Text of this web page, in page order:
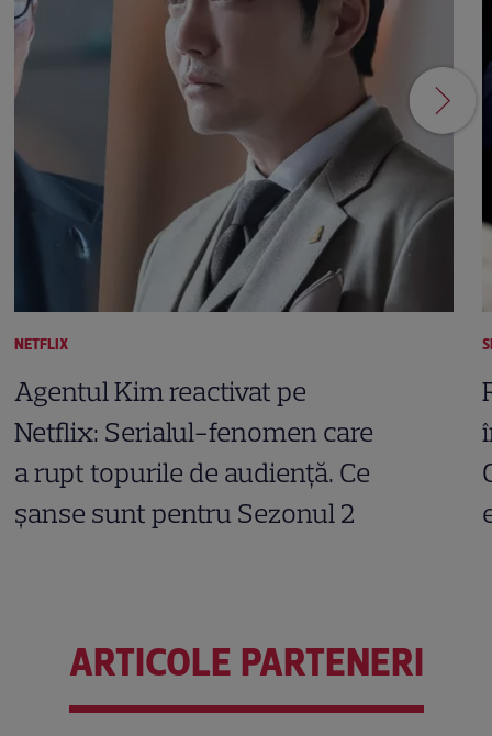
NETFLIX
Agentul Kim reactivat pe
Netflix: Serialul-fenomen care
a rupt topurile de audiență. Ce
șanse sunt pentru Sezonul 2
ARTICOLE PARTENERI